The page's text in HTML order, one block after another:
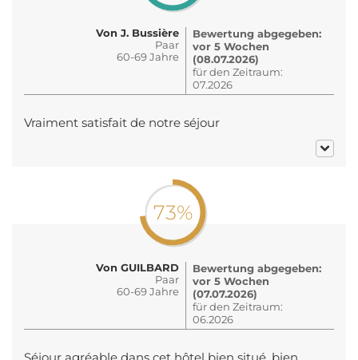
Von J. Bussière
Paar
60-69 Jahre
Bewertung abgegeben:
vor 5 Wochen
(08.07.2026)
für den Zeitraum:
07.2026
Vraiment satisfait de notre séjour
73%
Von GUILBARD
Paar
60-69 Jahre
Bewertung abgegeben:
vor 5 Wochen
(07.07.2026)
für den Zeitraum:
06.2026